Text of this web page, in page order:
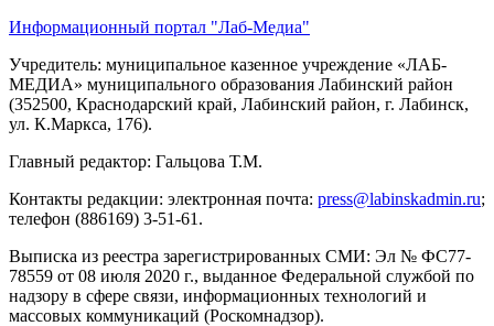
Информационный портал "Лаб-Медиа"
Учредитель: муниципальное казенное учреждение «ЛАБ-
МЕДИА» муниципального образования Лабинский район
(352500, Краснодарский край, Лабинский район, г. Лабинск,
ул. К.Маркса, 176).
Главный редактор: Гальцова Т.М.
Контакты редакции: электронная почта: press@labinskadmin.ru;
телефон (886169) 3-51-61.
Выписка из реестра зарегистрированных СМИ: Эл № ФС77-
78559 от 08 июля 2020 г., выданное Федеральной службой по
надзору в сфере связи, информационных технологий и
массовых коммуникаций (Роскомнадзор).